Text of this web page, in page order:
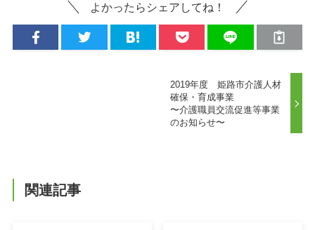
よかったらシェアしてね！
2019年度 姫路市介護人材
確保・育成事業
〜介護職員交流促進等事業
のお知らせ〜
関連記事